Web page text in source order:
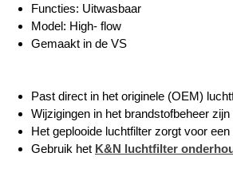
Functies: Uitwasbaar
Model: High- flow
Gemaakt in de VS
Past direct in het originele (OEM)
Wijzigingen in het brandstofbeheer
Het geplooide luchtfilter zorgt voor
Gebruik het K&N luchtfilter